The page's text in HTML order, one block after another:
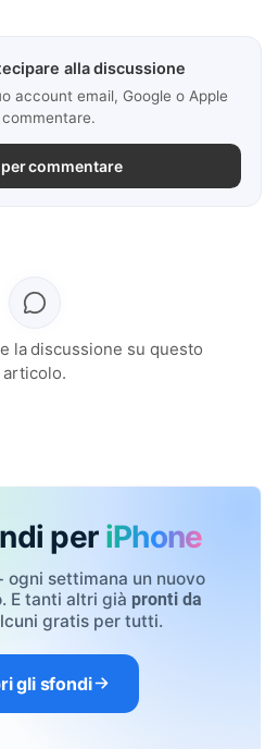
alla discussione
account email, Google o Apple
commentare.
commentare
la discussione su questo
articolo.
per iPhone
ogni settimana un nuovo
E tanti altri già pronti da
gratis per tutti.
gli sfondi